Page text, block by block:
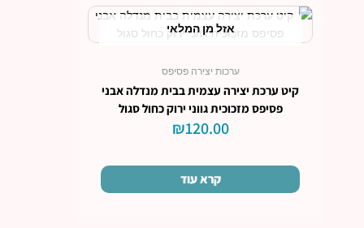
אזל מן המלאי
ערכות יצירה פסיפס
קיט ערכת יצירה עצמית בבית מנדלה אבני
פסיפס מזכוכית גווני ירוק כחול סגול
₪120.00
קרא עוד